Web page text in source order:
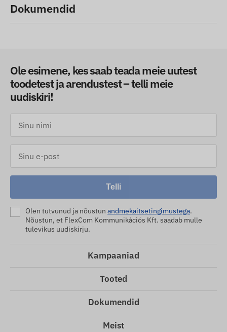
Dokumendid
Ole esimene, kes saab teada meie uutest
toodetest ja arendustest – telli meie
uudiskiri!
Telli
Olen tutvunud ja nõustun andmekaitsetingimustega.
Nõustun, et FlexCom Kommunikációs Kft. saadab mulle
tulevikus uudiskirju.
Kampaaniad
Tooted
Dokumendid
Meist